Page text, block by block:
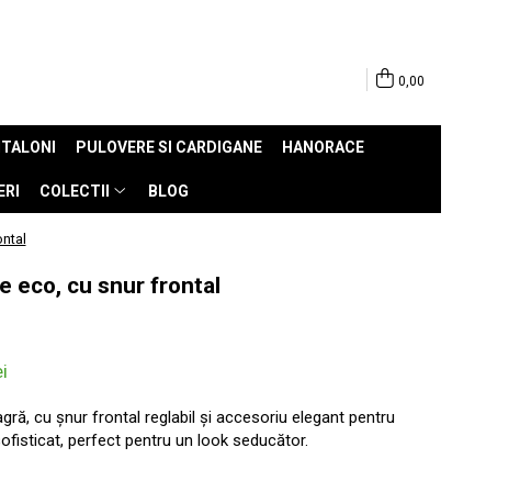
0,00
PULOVERE SI CARDIGANE HANORACE
COLECTII BLOG
eco, cu snur frontal
cu șnur frontal reglabil și accesoriu elegant pentru
perfect pentru un look seducător.